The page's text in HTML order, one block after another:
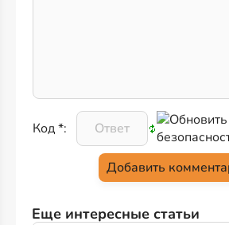
Код *:
Еще интересные статьи